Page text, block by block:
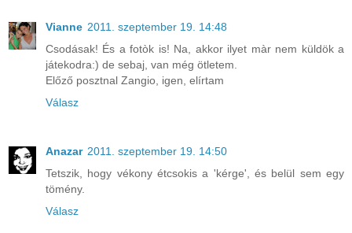
Vianne 2011. szeptember 19. 14:48
Csodásak! És a fotòk is! Na, akkor ilyet màr nem küldök a
játekodra:) de sebaj, van még ötletem.
Előző posztnal Zangio, igen, elírtam
Válasz
Anazar 2011. szeptember 19. 14:50
Tetszik, hogy vékony étcsokis a 'kérge', és belül sem egy
tömény.
Válasz